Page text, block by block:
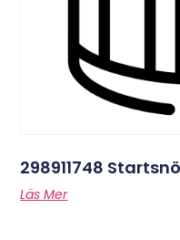
298911748
Läs Mer